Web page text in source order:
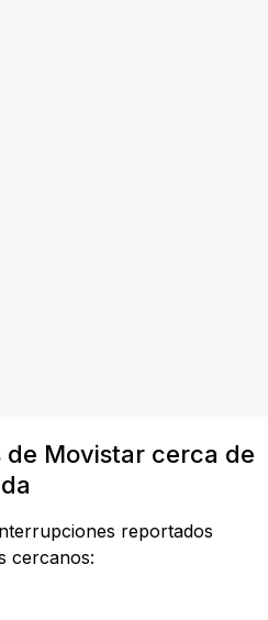
de Movistar cerca de
reportados
cercanos: